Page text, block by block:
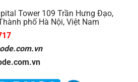
Tower 109 Trần Hưng Đạo,
phố Hà Nội, Việt Nam